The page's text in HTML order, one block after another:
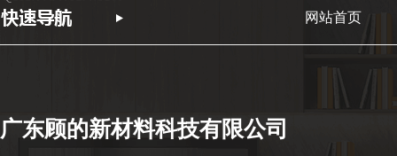
网站首页
广东顾的新材料科技有限公司